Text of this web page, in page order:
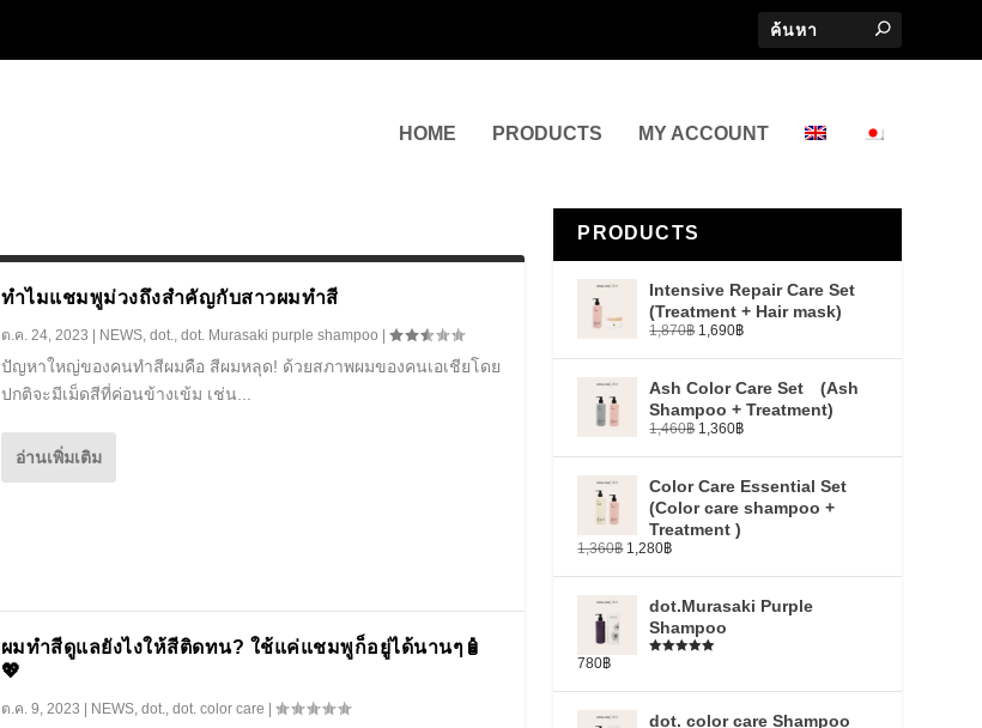
HOME PRODUCTS MY ACCOUNT
ทำไมแชมพูม่วงถึงสำคัญกับสาวผมทำสี
ต.ค. 24, 2023 NEWS, dot., dot. Murasaki purple shampoo
ปัญหาใหญ่ของคนทำสีผมคือ สีผมหลุด! ด้วยสภาพผมของคนเอเชียโดย
ปกติจะมีเม็ดสีที่ค่อนข้างเข้ม เช่น...
อ่านเพิ่มเติม
ผมทำสีดูแลยังไงให้สีติดทน? ใช้แค่แชมพูก็อยู่ได้นานๆ🧴
💖
ต.ค. 9, 2023 | NEWS, dot., dot. color care |
PRODUCTS
Intensive Repair Care Set
(Treatment + Hair mask)
1,870฿ 1,690฿
Ash Color Care Set (Ash
Shampoo + Treatment)
1,460฿ 1,360฿
Color Care Essential Set
(Color care shampoo +
Treatment )
1,360฿ 1,280฿
dot.Murasaki Purple
Shampoo
780฿
dot. color care Shampoo